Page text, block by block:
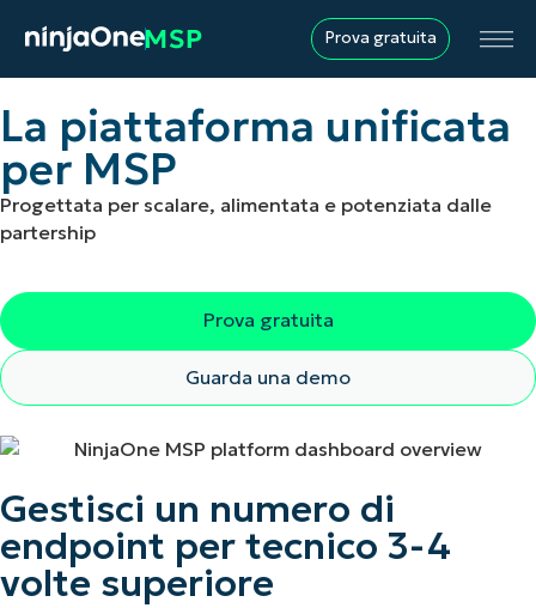
Prova gratuita
La piattaforma unificata
per MSP
Progettata per scalare, alimentata e potenziata dalle
partership
Prova gratuita
Guarda una demo
Gestisci un numero di
endpoint per tecnico 3-4
volte superiore